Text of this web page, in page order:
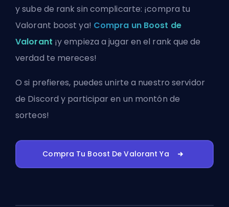
y sube de rank sin complicarte: ¡compra tu
Valorant boost ya! Compra un Boost de
Valorant ¡y empieza a jugar en el rank que de
verdad te mereces!
O si prefieres, puedesunirte a nuestro servidor
de Discord y participar en un montón de
sorteos!
Compra Tu Boost De Valorant Ya